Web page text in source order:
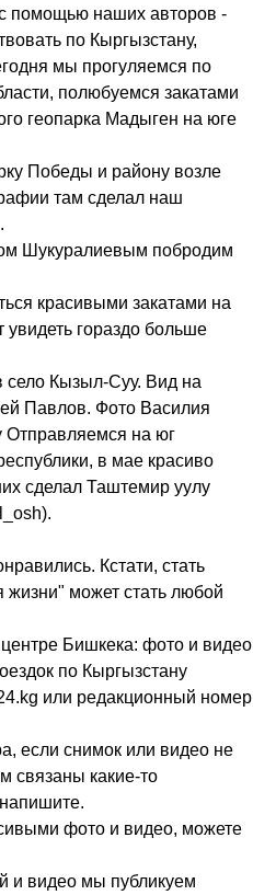
помощью наших авторов -
по Кыргызстану,
мы прогуляемся по
полюбуемся закатами
геопарка Мадыген на юге
Победы и району возле
там сделал наш
Шукуралиевым побродим
красивыми закатами на
гораздо больше
Кызыл-Суу. Вид на
Павлов. Фото Василия
Отправляемся на юг
в мае красиво
сделал Таштемир уулу
Кстати, стать
жизни" может стать любой
Бишкека: фото и видео
по Кыргызстану
или редакционный номер
если снимок или видео не
связаны какие-то
фото и видео, можете
и видео мы публикуем